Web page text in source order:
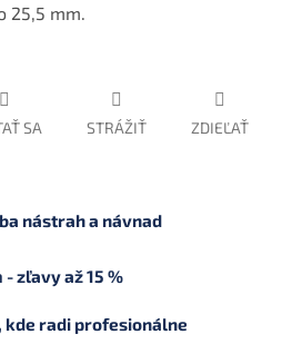
25,5 mm.
SA STRÁŽIŤ ZDIEĽAŤ
nástrah a návnad
zľavy až 15 %
kde radi profesionálne